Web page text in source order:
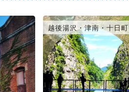
越後湯沢・津南・十日町